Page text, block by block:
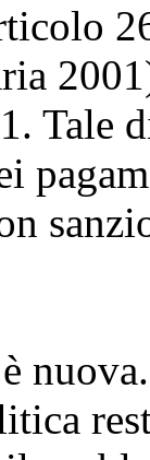
Tale